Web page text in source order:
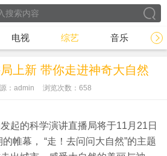
电视 综艺 音乐
上新 带你走进神奇大自然
：admin 浏览次数： 658
起的科学演讲直播局将于11月21日
帷幕， “走！去问问大自然”的主题